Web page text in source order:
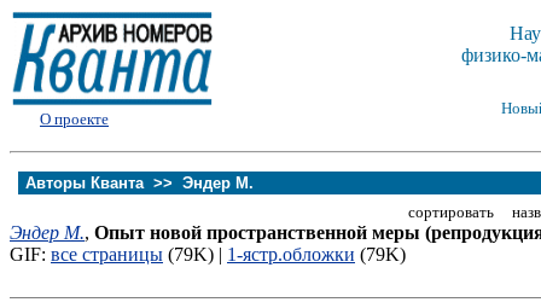
О проекте
физико-
Авторы Кванта >> Эндер М.
сортировать
Эндер М., Опыт новой пространственной меры
GIF: все страницы (79K) | 1-ястр.обложки (79K)